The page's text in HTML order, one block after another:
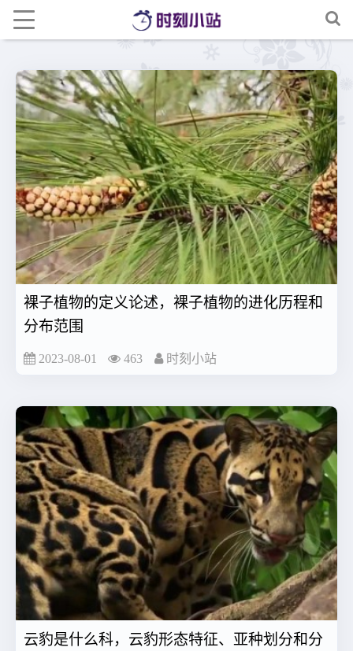
裸子植物的定义论述，裸子植物的进化历程和
分布范围
2023-08-01 463 时刻小站
云豹是什么科，云豹形态特征、亚种划分和分